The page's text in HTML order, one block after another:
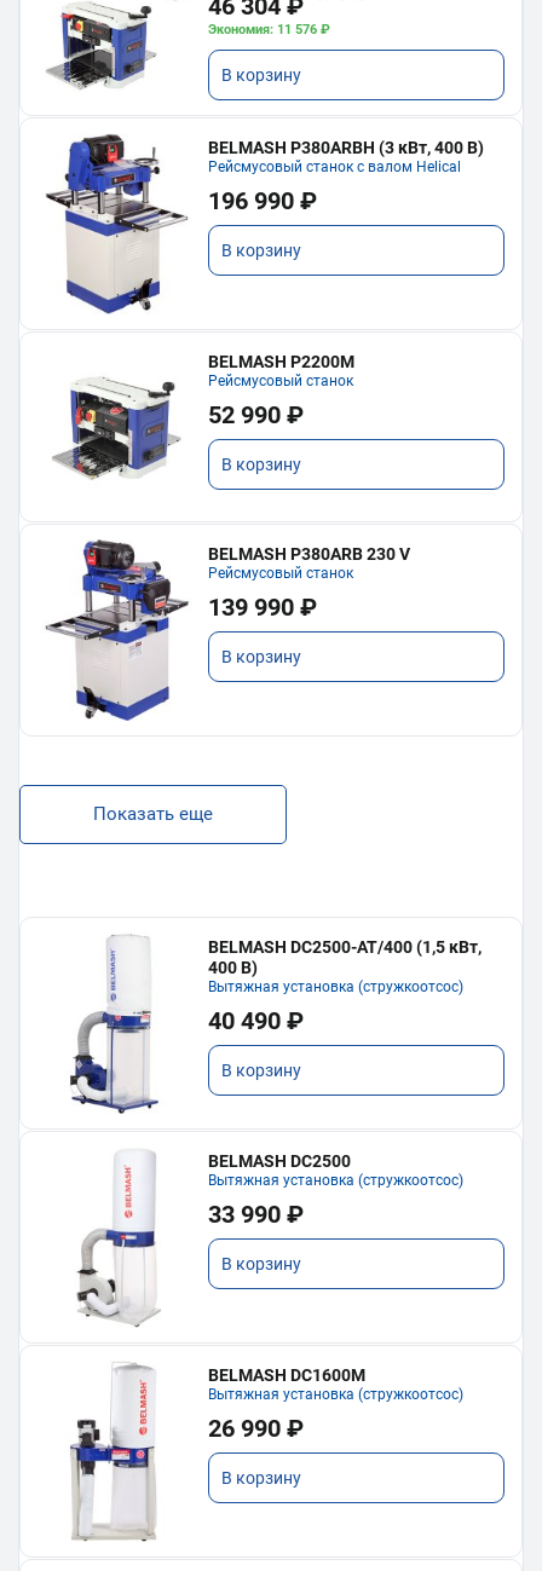
46 304 ₽
Экономия: 11 576 ₽
В корзину
BELMASH P380ARBH (3 кВт, 400 В)
Рейсмусовый станок с валом Helical
196 990 ₽
В корзину
BELMASH P2200M
Рейсмусовый станок
52 990 ₽
В корзину
BELMASH P380ARB 230 V
Рейсмусовый станок
139 990 ₽
В корзину
Показать еще
BELMASH DC2500-AT/400 (1,5 кВт,
400 В)
Вытяжная установка (стружкоотсос)
40 490 ₽
В корзину
BELMASH DC2500
Вытяжная установка (стружкоотсос)
33 990 ₽
В корзину
BELMASH DC1600M
Вытяжная установка (стружкоотсос)
26 990 ₽
В корзину